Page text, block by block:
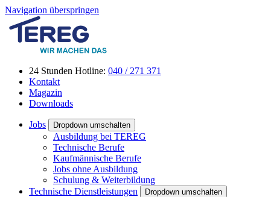
Navigation überspringen
24 Stunden Hotline: 040 / 271 371
Kontakt
Magazin
Downloads
Jobs Dropdown umschalten
Ausbildung bei TEREG
Technische Berufe
Kaufmännische Berufe
Jobs ohne Ausbildung
Schulung & Weiterbildung
Technische Dienstleistungen
Dropdown umschalten